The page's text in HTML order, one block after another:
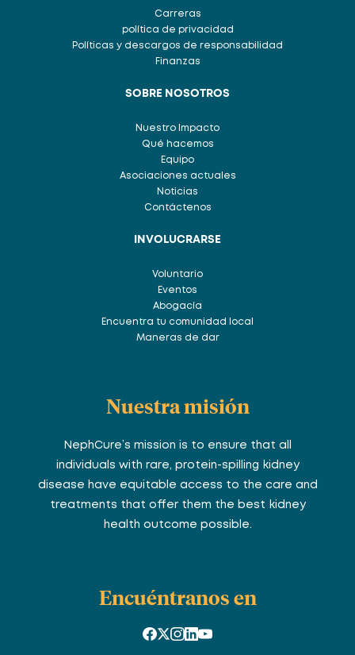
Carreras
política de privacidad
Políticas y descargos de responsabilidad
Finanzas
SOBRE NOSOTROS
Nuestro Impacto
Qué hacemos
Equipo
Asociaciones actuales
Noticias
Contáctenos
INVOLUCRARSE
Voluntario
Eventos
Abogacía
Encuentra tu comunidad local
Maneras de dar
Nuestra misión
NephCure’s mission is to ensure that all
individuals with rare, protein-spilling kidney
disease have equitable access to the care and
treatments that offer them the best kidney
health outcome possible.
Encuéntranos en